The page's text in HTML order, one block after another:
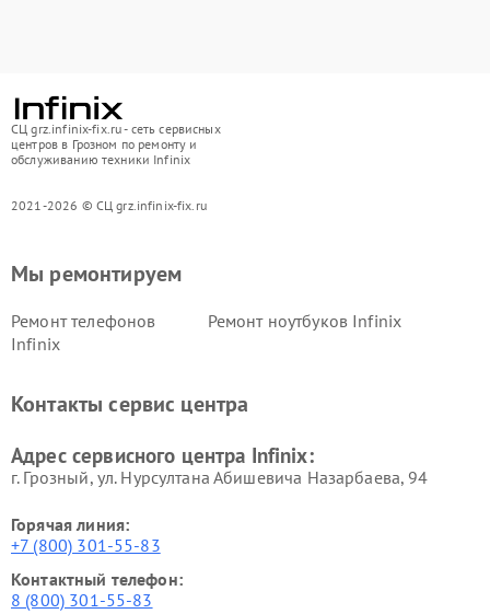
СЦ grz.infinix-fix.ru - сеть сервисных
центров в Грозном по ремонту и
обслуживанию техники Infinix
2021-2026 © СЦ grz.infinix-fix.ru
Мы ремонтируем
Ремонт телефонов
Infinix
Ремонт ноутбуков Infinix
Контакты сервис центра
Адрес сервисного центра Infinix:
г. Грозный, ул. Нурсултана Абишевича Назарбаева, 94
Горячая линия:
+7 (800) 301-55-83
Контактный телефон:
8 (800) 301-55-83